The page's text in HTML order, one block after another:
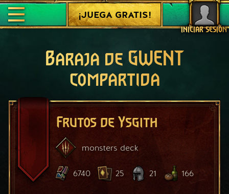
INICIAR SESIÓN
¡JUEGA GRATIS!
Baraja de GWENT
compartida
Frutos de Ysgith
monsters deck
6740 25 21 166